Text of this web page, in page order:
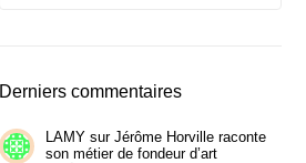
Derniers commentaires
LAMYsur Jérôme Horville raconte
son métier de fondeur d’art